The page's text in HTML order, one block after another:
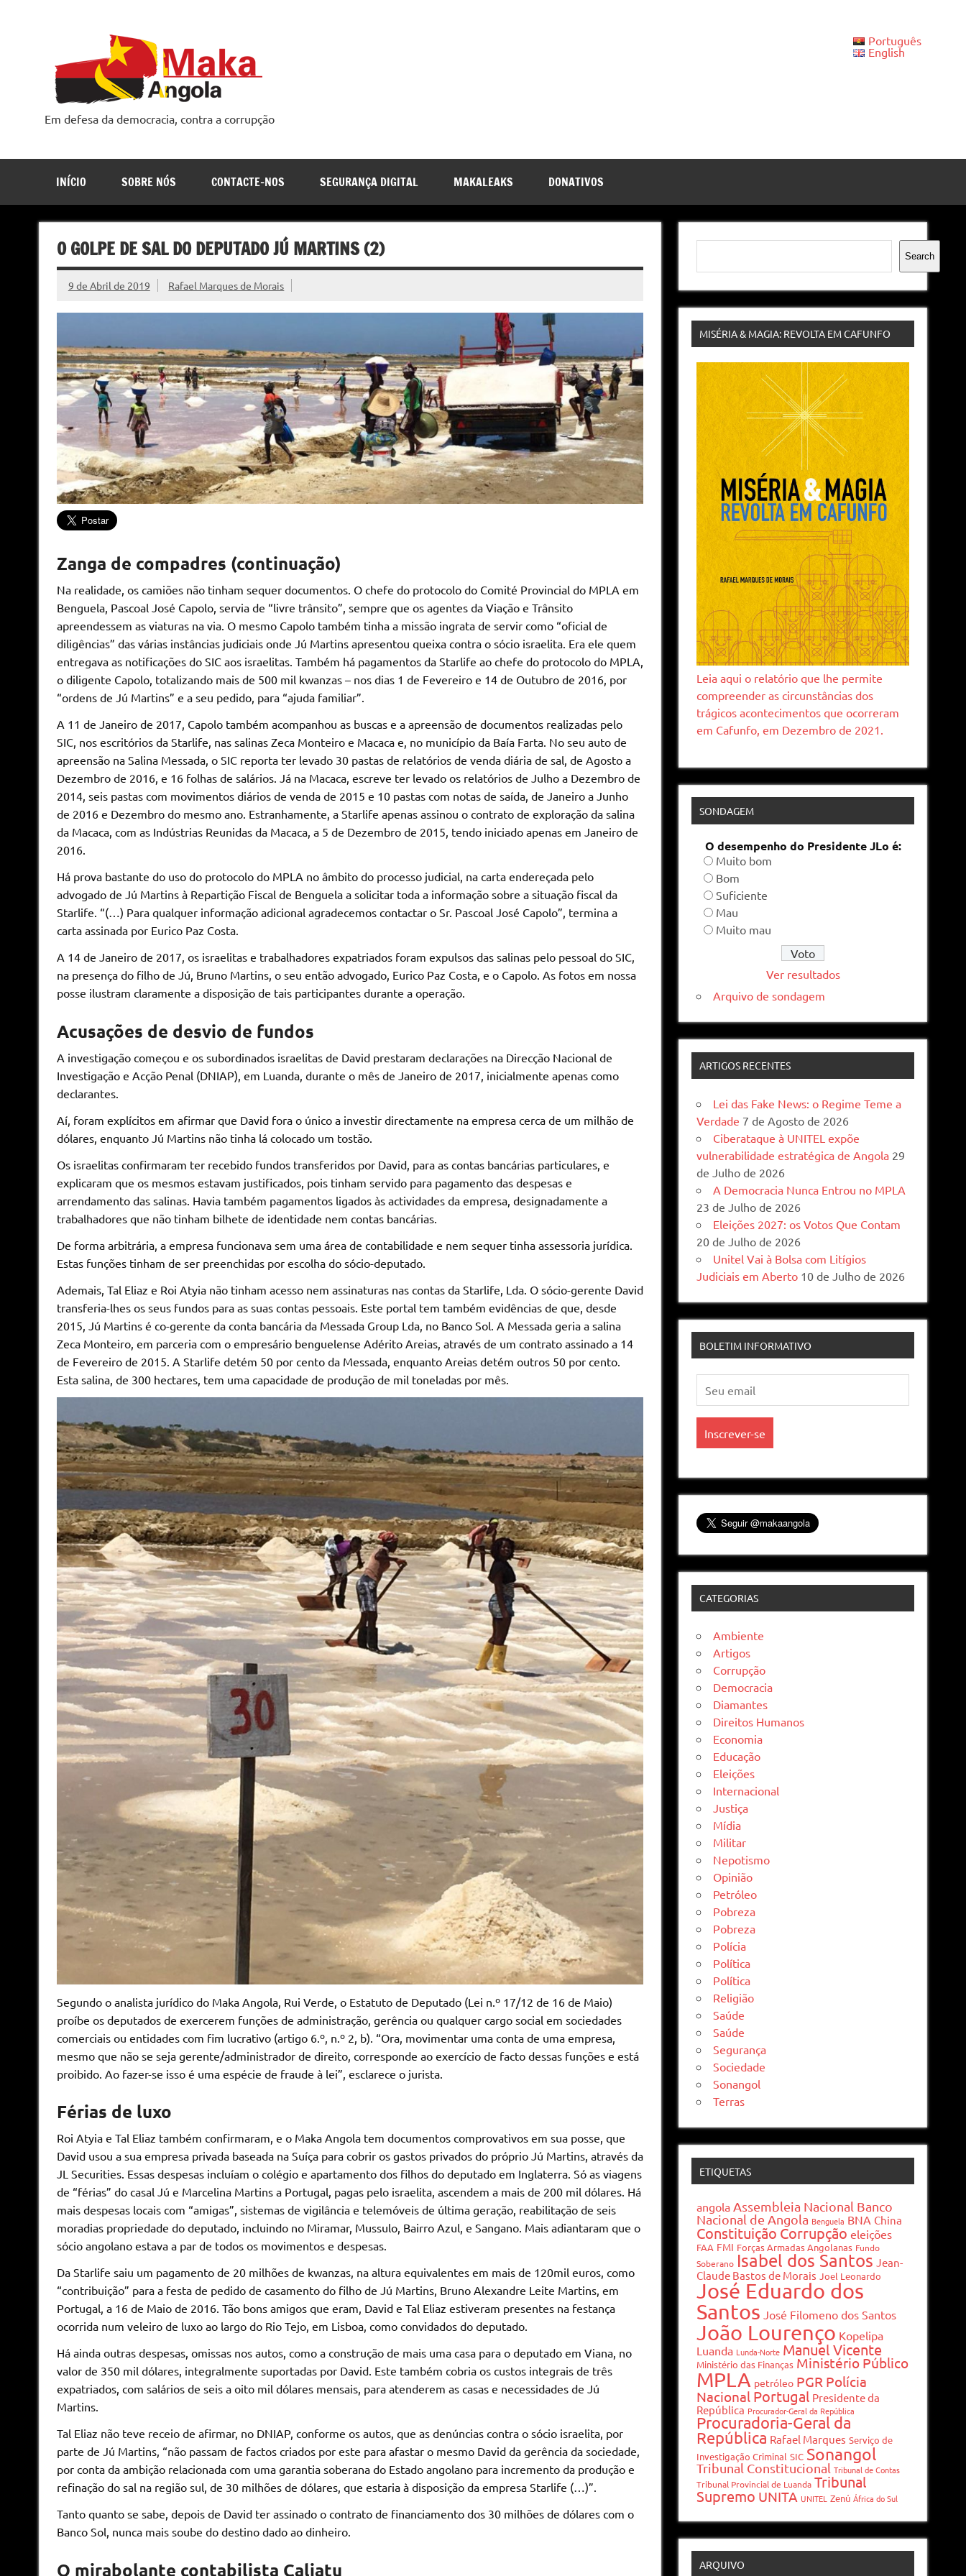
Em defesa da democracia, contra a corrupção
Português
English
INÍCIO SOBRE NÓS CONTACTE-NOS SEGURANÇA DIGITAL MAKALEAKS DONATIVOS
O GOLPE DE SAL DO DEPUTADO JÚ MARTINS (2)
9 de Abril de 2019 Rafael Marques de Morais
Zanga de compadres (continuação)
Na realidade, os camiões não tinham sequer documentos. O chefe do protocolo do Comité Provincial do MPLA em
Benguela, Pascoal José Capolo, servia de “livre trânsito”, sempre que os agentes da Viação e Trânsito
apreendessem as viaturas na via. O mesmo Capolo também tinha a missão ingrata de servir como “oficial de
diligências” das várias instâncias judiciais onde Jú Martins apresentou queixa contra o sócio israelita. Era ele quem
entregava as notificações do SIC aos israelitas. Também há pagamentos da Starlife ao chefe do protocolo do MPLA,
o diligente Capolo, totalizando mais de 500 mil kwanzas – nos dias 1 de Fevereiro e 14 de Outubro de 2016, por
“ordens de Jú Martins” e a seu pedido, para “ajuda familiar”.
A 11 de Janeiro de 2017, Capolo também acompanhou as buscas e a apreensão de documentos realizadas pelo
SIC, nos escritórios da Starlife, nas salinas Zeca Monteiro e Macaca e, no município da Baía Farta. No seu auto de
apreensão na Salina Messada, o SIC reporta ter levado 30 pastas de relatórios de venda diária de sal, de Agosto a
Dezembro de 2016, e 16 folhas de salários. Já na Macaca, escreve ter levado os relatórios de Julho a Dezembro de
2014, seis pastas com movimentos diários de venda de 2015 e 10 pastas com notas de saída, de Janeiro a Junho
de 2016 e Dezembro do mesmo ano. Estranhamente, a Starlife apenas assinou o contrato de exploração da salina
da Macaca, com as Indústrias Reunidas da Macaca, a 5 de Dezembro de 2015, tendo iniciado apenas em Janeiro de
2016.
Há prova bastante do uso do protocolo do MPLA no âmbito do processo judicial, na carta endereçada pelo
advogado de Jú Martins à Repartição Fiscal de Benguela a solicitar toda a informação sobre a situação fiscal da
Starlife. “(…) Para qualquer informação adicional agradecemos contactar o Sr. Pascoal José Capolo”, termina a
carta assinada por Eurico Paz Costa.
A 14 de Janeiro de 2017, os israelitas e trabalhadores expatriados foram expulsos das salinas pelo pessoal do SIC,
na presença do filho de Jú, Bruno Martins, o seu então advogado, Eurico Paz Costa, e o Capolo. As fotos em nossa
posse ilustram claramente a disposição de tais participantes durante a operação.
Acusações de desvio de fundos
A investigação começou e os subordinados israelitas de David prestaram declarações na Direcção Nacional de
Investigação e Acção Penal (DNIAP), em Luanda, durante o mês de Janeiro de 2017, inicialmente apenas como
declarantes.
Aí, foram explícitos em afirmar que David fora o único a investir directamente na empresa cerca de um milhão de
dólares, enquanto Jú Martins não tinha lá colocado um tostão.
Os israelitas confirmaram ter recebido fundos transferidos por David, para as contas bancárias particulares, e
explicaram que os mesmos estavam justificados, pois tinham servido para pagamento das despesas e
arrendamento das salinas. Havia também pagamentos ligados às actividades da empresa, designadamente a
trabalhadores que não tinham bilhete de identidade nem contas bancárias.
De forma arbitrária, a empresa funcionava sem uma área de contabilidade e nem sequer tinha assessoria jurídica.
Estas funções tinham de ser preenchidas por escolha do sócio-deputado.
Ademais, Tal Eliaz e Roi Atyia não tinham acesso nem assinaturas nas contas da Starlife, Lda. O sócio-gerente David
transferia-lhes os seus fundos para as suas contas pessoais. Este portal tem também evidências de que, desde
2015, Jú Martins é co-gerente da conta bancária da Messada Group Lda, no Banco Sol. A Messada geria a salina
Zeca Monteiro, em parceria com o empresário benguelense Adérito Areias, através de um contrato assinado a 14
de Fevereiro de 2015. A Starlife detém 50 por cento da Messada, enquanto Areias detém outros 50 por cento.
Esta salina, de 300 hectares, tem uma capacidade de produção de mil toneladas por mês.
Segundo o analista jurídico do Maka Angola, Rui Verde, o Estatuto de Deputado (Lei n.º 17/12 de 16 de Maio)
proíbe os deputados de exercerem funções de administração, gerência ou qualquer cargo social em sociedades
comerciais ou entidades com fim lucrativo (artigo 6.º, n.º 2, b). “Ora, movimentar uma conta de uma empresa,
mesmo que não se seja gerente/administrador de direito, corresponde ao exercício de facto dessas funções e está
proibido. Ao fazer-se isso é uma espécie de fraude à lei”, esclarece o jurista.
Férias de luxo
Roi Atyia e Tal Eliaz também confirmaram, e o Maka Angola tem documentos comprovativos em sua posse, que
David usou a sua empresa privada baseada na Suíça para cobrir os gastos privados do próprio Jú Martins, através da
JL Securities. Essas despesas incluíam o colégio e apartamento dos filhos do deputado em Inglaterra. Só as viagens
de “férias” do casal Jú e Marcelina Martins a Portugal, pagas pelo israelita, ascendem a mais de 200 mil dólares. Há
mais despesas locais com “amigas”, sistemas de vigilância e telemóveis de última geração, reabilitação de seis
moradias propriedade do deputado, incluindo no Miramar, Mussulo, Bairro Azul, e Sangano. Mais adiantaram que o
sócio angolano estava a par de todos os movimentos e despesas.
Da Starlife saiu um pagamento de 20 milhões de kwanzas, na altura equivalentes em mais de 120mil euros, como
“contribuição” para a festa de pedido de casamento do filho de Jú Martins, Bruno Alexandre Leite Martins, em
Portugal, a 16 de Maio de 2016. Tão bons amigos que eram, David e Tal Eliaz estiveram presentes na festança
ocorrida num veleiro de luxo ao largo do Rio Tejo, em Lisboa, como convidados do deputado.
Há ainda outras despesas, omissas nos autos, como a construção de mais uma casa para o deputado em Viana, no
valor de 350 mil dólares, integralmente suportadas por David. Este também cobria os custos integrais de três
expatriados, com salários de seis a oito mil dólares mensais, para atenderem as casas e necessidades de Jú
Martins.
Tal Eliaz não teve receio de afirmar, no DNIAP, conforme os autos, que as denúncias contra o sócio israelita, por
parte de Jú Martins, “não passam de factos criados por este para afastar o mesmo David da gerência da sociedade,
por conta da ambição relacionada com uma garantia soberana do Estado angolano para incremento da produção e
refinação do sal na região sul, de 30 milhões de dólares, que estaria à disposição da empresa Starlife (…)”.
Tanto quanto se sabe, depois de David ter assinado o contrato de financiamento dos 30 milhões de dólares com o
Banco Sol, nunca mais soube do destino dado ao dinheiro.
O mirabolante contabilista Caliatu
Pesquisar
Search
MISÉRIA & MAGIA: REVOLTA EM CAFUNFO
Leia aqui o relatório que lhe permite
compreender as circunstâncias dos
trágicos acontecimentos que ocorreram
em Cafunfo, em Dezembro de 2021.
SONDAGEM
O desempenho do Presidente JLo é:
Muito bom
Bom
Suficiente
Mau
Muito mau
Ver resultados
Arquivo de sondagem
ARTIGOS RECENTES
Lei das Fake News: o Regime Teme a
Verdade 7 de Agosto de 2026
Ciberataque à UNITEL expõe
vulnerabilidade estratégica de Angola 29
de Julho de 2026
A Democracia Nunca Entrou no MPLA
23 de Julho de 2026
Eleições 2027: os Votos Que Contam
20 de Julho de 2026
Unitel Vai à Bolsa com Litígios
Judiciais em Aberto 10 de Julho de 2026
BOLETIM INFORMATIVO
CATEGORIAS
Ambiente
Artigos
Corrupção
Democracia
Diamantes
Direitos Humanos
Economia
Educação
Eleições
Internacional
Justiça
Mídia
Militar
Nepotismo
Opinião
Petróleo
Pobreza
Pobreza
Polícia
Política
Política
Religião
Saúde
Saúde
Segurança
Sociedade
Sonangol
Terras
ETIQUETAS
angola Assembleia Nacional Banco
Nacional de Angola Benguela BNA China
Constituição Corrupção eleições
FAA FMI Forças Armadas Angolanas Fundo
Soberano Isabel dos Santos Jean-
Claude Bastos de Morais Joel Leonardo
José Eduardo dos
Santos José Filomeno dos Santos
João Lourenço Kopelipa
Luanda Lunda-Norte Manuel Vicente
Ministério das Finanças Ministério Público
MPLA petróleo PGR Polícia
Nacional Portugal Presidente da
República Procurador-Geral da República
Procuradoria-Geral da
República Rafael Marques Serviço de
Investigação Criminal SIC Sonangol
Tribunal Constitucional Tribunal de Contas
Tribunal Provincial de Luanda Tribunal
Supremo UNITA UNITEL Zenú África do Sul
ARQUIVO